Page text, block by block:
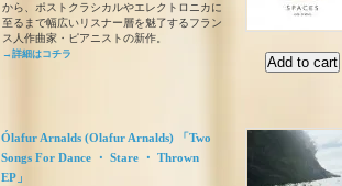
から、ポストクラシカルやエレクトロニカに
至るまで幅広いリスナー層を魅了するフラン
ス人作曲家・ピアニストの新作。
→詳細はコチラ
Ólafur Arnalds (Olafur Arnalds) 「Two
Songs For Dance ・ Stare ・ Thrown
EP」